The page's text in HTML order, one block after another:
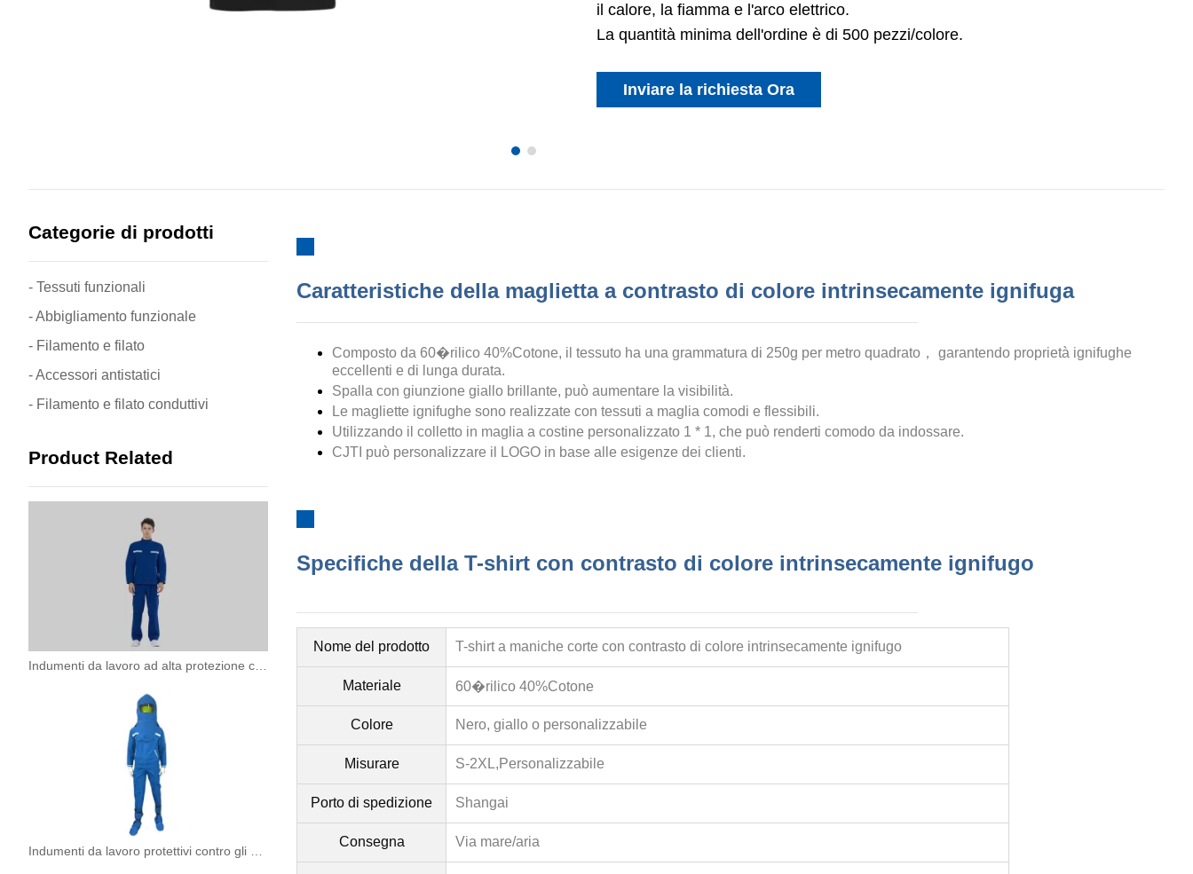
il calore, la fiamma e l'arco elettrico.
La quantità minima dell'ordine è di 500 pezzi/colore.
Inviare la richiesta Ora
Categorie di prodotti
- Tessuti funzionali
- Abbigliamento funzionale
- Filamento e filato
- Accessori antistatici
- Filamento e filato conduttivi
Product Related
Caratteristiche della maglietta a contrasto di colore intrinsecamente ignifuga
Composto da 60�rilico 40%Cotone, il tessuto ha una grammatura di 250g per metro quadrato ， garantendo proprietà ignifughe
eccellenti e di lunga durata.
Spalla con giunzione giallo brillante, può aumentare la visibilità.
Le magliette ignifughe sono realizzate con tessuti a maglia comodi e flessibili.
Utilizzando il colletto in maglia a costine personalizzato 1 * 1, che può renderti comodo da indossare.
CJTI può personalizzare il LOGO in base alle esigenze dei clienti.
Specifiche della T-shirt con contrasto di colore intrinsecamente ignifugo
Nome del prodotto T-shirt a maniche corte con contrasto di colore intrinsecamente ignifugo
Materiale 60�rilico 40%Cotone
Colore Nero, giallo o personalizzabile
Misurare S-2XL, Personalizzabile
Porto di spedizione Shangai
Consegna Via mare/aria